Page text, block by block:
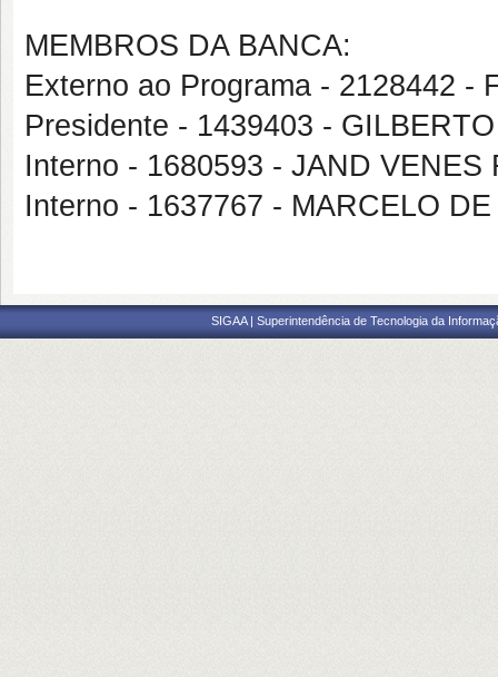
MEMBROS DA BANCA:
Externo ao Programa - 2128442 -
Presidente - 1439403 -
Interno - 1680593 - JAND VENES
Interno - 1637767 - MARCELO
SIGAA | Superintendência de Tecnologia da